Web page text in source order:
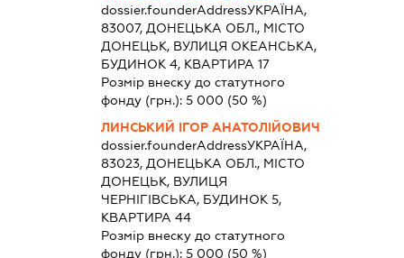
dossier.founderAddressУКРАЇНА,
83007, ДОНЕЦЬКА ОБЛ., МІСТО
ДОНЕЦЬК, ВУЛИЦЯ ОКЕАНСЬКА,
БУДИНОК 4, КВАРТИРА 17
Розмір внеску до статутного
фонду (грн.):5 000 (50 %)
ЛИНСЬКИЙ ІГОР АНАТОЛІЙОВИЧ
dossier.founderAddressУКРАЇНА,
83023, ДОНЕЦЬКА ОБЛ., МІСТО
ДОНЕЦЬК, ВУЛИЦЯ
ЧЕРНІГІВСЬКА, БУДИНОК 5,
КВАРТИРА 44
Розмір внеску до статутного
фонду (грн.):5 000 (50 %)